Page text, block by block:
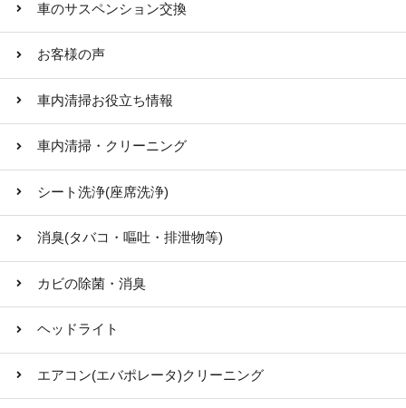
車のサスペンション交換
お客様の声
車内清掃お役立ち情報
車内清掃・クリーニング
シート洗浄(座席洗浄)
消臭(タバコ・嘔吐・排泄物等)
カビの除菌・消臭
ヘッドライト
エアコン(エバポレータ)クリーニング